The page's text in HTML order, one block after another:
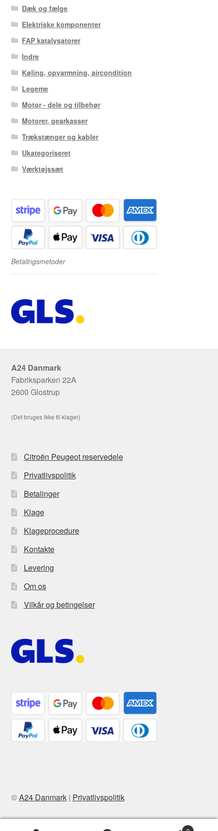
Dæk og fælge
Elektriske komponenter
FAP katalysatorer
Indre
Køling, opvarmning, aircondition
Legeme
Motor - dele og tilbehør
Motorer, gearkasser
Trækstænger og kabler
Ukategoriseret
Værktøjssæt
Betalingsmetoder
A24 Danmark
Fabriksparken 22A
2600 Glostrup
(Det bruges ikke til klager)
Citroën Peugeot reservedele
Privatlivspolitik
Betalinger
Klage
Klageprocedure
Kontakte
Levering
Om os
Vilkår og betingelser
©A24 Danmark| Privatlivspolitik